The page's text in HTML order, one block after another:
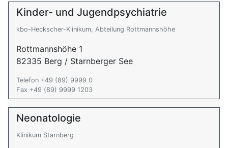
Kinder- und Jugendpsychiatrie
kbo-Heckscher-Klinikum, Abteilung Rottmannshöhe
Rottmannshöhe 1
82335 Berg / Starnberger See
Telefon +49 (89) 9999 0
Fax +49 (89) 9999 1203
Neonatologie
Klinikum Starnberg